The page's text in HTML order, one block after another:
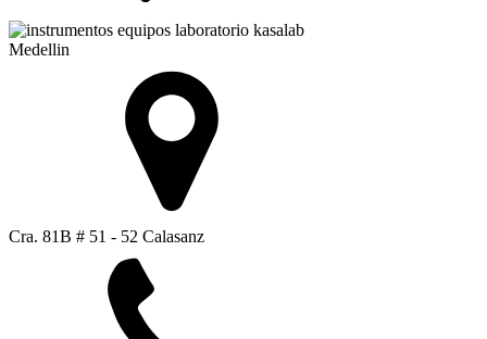
Medellin
Cra. 81B # 51 - 52 Calasanz